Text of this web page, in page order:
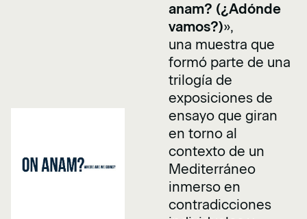
anam? (¿Adónde
vamos?)»,
una muestra que
formó parte de una
trilogía de
exposiciones de
ensayo que giran
en torno al
contexto de un
Mediterráneo
inmerso en
contradicciones